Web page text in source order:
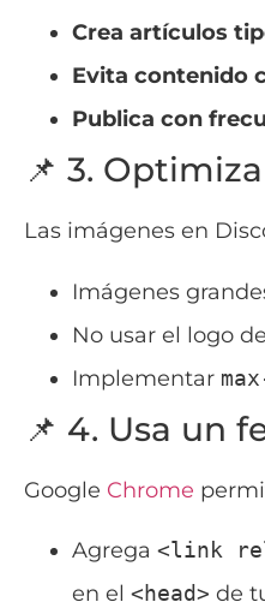
Crea artículos
Evita contenido
Publica con
📌 3.
Las imágenes en
Imágenes
No usar el logo
Implementar
📌 4. Usa un
Google Chrome
Agrega <link
en el <head> de